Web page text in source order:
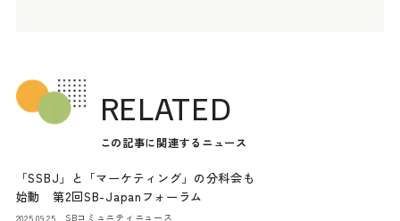
RELATED
この記事に関連するニュース
「SSBJ」と「マーケティング」の分科会も
始動 第2回SB-Japanフォーラム
2025.09.25 SBコミュニティニュース